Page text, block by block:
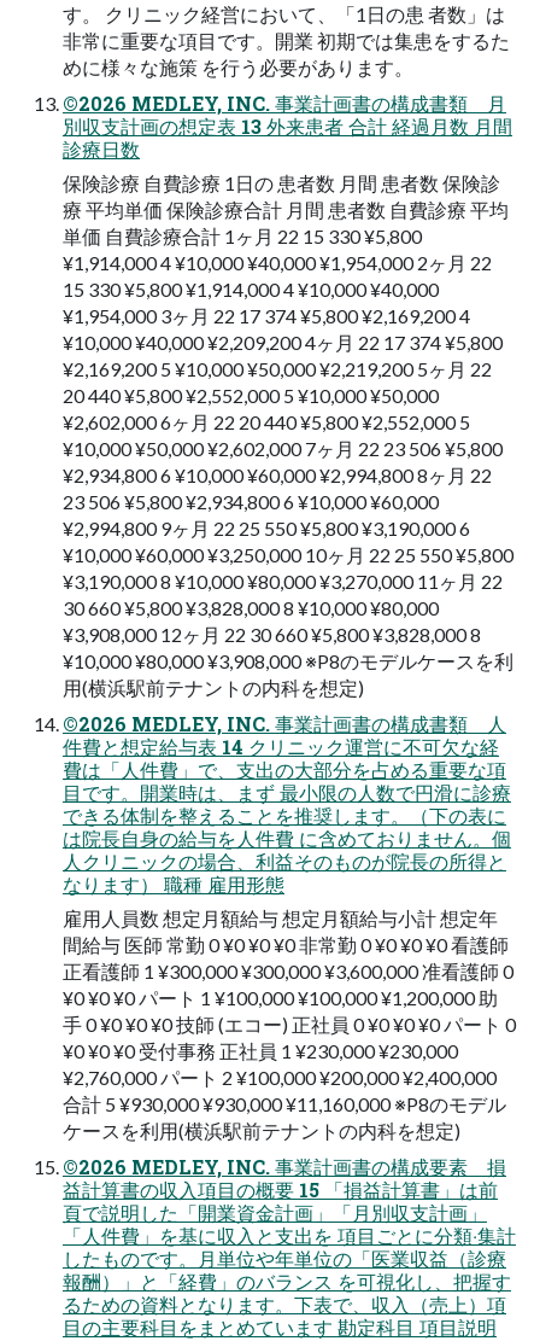
す。 クリニック経営において、「1⽇の患 者数」は
⾮常に重要な項⽬です。開業 初期では集患をするた
めに様々な施策 を⾏う必要があります。
©2026 MEDLEY, INC. 事業計画書の構成書類 ⽉
別収⽀計画の想定表 13 外来患者 合計 経過⽉数 ⽉間
診療⽇数
保険診療 ⾃費診療 1⽇の 患者数 ⽉間 患者数 保険診
療 平均単価 保険診療合計 ⽉間 患者数 ⾃費診療 平均
単価 ⾃費診療合計 1ヶ⽉ 22 15 330 ¥5,800
¥1,914,000 4 ¥10,000 ¥40,000 ¥1,954,000 2ヶ⽉ 22
15 330 ¥5,800 ¥1,914,000 4 ¥10,000 ¥40,000
¥1,954,000 3ヶ⽉ 22 17 374 ¥5,800 ¥2,169,200 4
¥10,000 ¥40,000 ¥2,209,200 4ヶ⽉ 22 17 374 ¥5,800
¥2,169,200 5 ¥10,000 ¥50,000 ¥2,219,200 5ヶ⽉ 22
20 440 ¥5,800 ¥2,552,000 5 ¥10,000 ¥50,000
¥2,602,000 6ヶ⽉ 22 20 440 ¥5,800 ¥2,552,000 5
¥10,000 ¥50,000 ¥2,602,000 7ヶ⽉ 22 23 506 ¥5,800
¥2,934,800 6 ¥10,000 ¥60,000 ¥2,994,800 8ヶ⽉ 22
23 506 ¥5,800 ¥2,934,800 6 ¥10,000 ¥60,000
¥2,994,800 9ヶ⽉ 22 25 550 ¥5,800 ¥3,190,000 6
¥10,000 ¥60,000 ¥3,250,000 10ヶ⽉ 22 25 550 ¥5,800
¥3,190,000 8 ¥10,000 ¥80,000 ¥3,270,000 11ヶ⽉ 22
30 660 ¥5,800 ¥3,828,000 8 ¥10,000 ¥80,000
¥3,908,000 12ヶ⽉ 22 30 660 ¥5,800 ¥3,828,000 8
¥10,000 ¥80,000 ¥3,908,000 ※P8のモデルケースを利
⽤(横浜駅前テナントの内科を想定)
©2026 MEDLEY, INC. 事業計画書の構成書類 ⼈
件費と想定給与表 14 クリニック運営に不可⽋な経
費は「⼈件費」で、⽀出の⼤部分を占める重要な項
⽬です。開業時は、まず 最⼩限の⼈数で円滑に診療
できる体制を整えることを推奨します。（下の表に
は院⻑⾃⾝の給与を⼈件費 に含めておりません。個
⼈クリニックの場合、利益そのものが院⻑の所得と
なります） 職種 雇⽤形態
雇⽤⼈員数 想定⽉額給与 想定⽉額給与⼩計 想定年
間給与 医師 常勤 0 ¥0 ¥0 ¥0 ⾮常勤 0 ¥0 ¥0 ¥0 看護師
正看護師 1 ¥300,000 ¥300,000 ¥3,600,000 准看護師 0
¥0 ¥0 ¥0 パート 1 ¥100,000 ¥100,000 ¥1,200,000 助
⼿ 0 ¥0 ¥0 ¥0 技師 (エコー) 正社員 0 ¥0 ¥0 ¥0 パート 0
¥0 ¥0 ¥0 受付事務 正社員 1 ¥230,000 ¥230,000
¥2,760,000 パート 2 ¥100,000 ¥200,000 ¥2,400,000
合計 5 ¥930,000 ¥930,000 ¥11,160,000 ※P8のモデル
ケースを利⽤(横浜駅前テナントの内科を想定)
©2026 MEDLEY, INC. 事業計画書の構成要素 損
益計算書の収⼊項⽬の概要 15 「損益計算書」は前
⾴で説明した「開業資⾦計画」「⽉別収⽀計画」
「⼈件費」を基に収⼊と⽀出を 項⽬ごとに分類‧集計
したものです。⽉単位や年単位の「医業収益（診療
報酬）」と「経費」のバランス を可視化し、把握す
るための資料となります。下表で、収⼊（売上）項
⽬の主要科⽬をまとめています 勘定科⽬ 項⽬説明